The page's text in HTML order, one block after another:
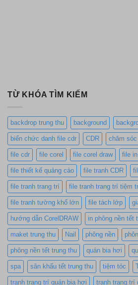
TỪ KHÓA TÌM KIẾM
backdrop trung thu background
biển chức danh file cdr CDR chăm
file cdr file corel file corel draw file
file thiết kế quảng cáo file tranh CDR
file tranh trang trí file tranh trang trí tiệm
file tranh tường khổ lớn file tách lớp
hướng dẫn CorelDRAW in phông nền tết
maket trung thu Nail phông nền
phông nền tết trung thu quán bia hơi
spa sân khấu tết trung thu tiệm tóc
tranh trang trí quán bia hơi tranh trang trí